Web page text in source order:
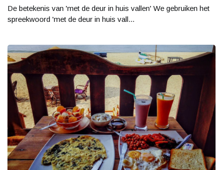
De betekenis van 'met de deur in huis vallen' We gebruiken het
spreekwoord 'met de deur in huis vall...